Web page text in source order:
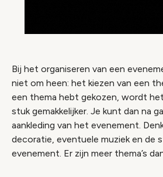
Bij het organiseren van een
niet om heen: het kiezen van een
een thema hebt gekozen, wordt
stuk gemakkelijker. Je kunt dan na
aankleding van het evenement.
decoratie, eventuele muziek en de
evenement. Er zijn meer thema’s